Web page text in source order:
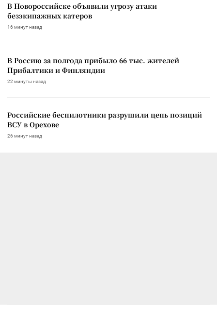
В Новороссийске объявили угрозу атаки
безэкипажных катеров
16 минут назад
В Россию за полгода прибыло 66 тыс. жителей
Прибалтики и Финляндии
22 минуты назад
Российские беспилотники разрушили цепь позиций
ВСУ в Орехове
26 минут назад